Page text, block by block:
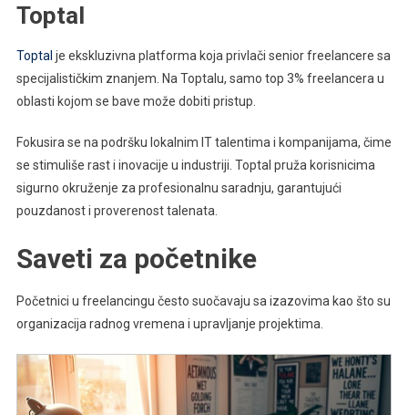
Toptal
Toptal je ekskluzivna platforma koja privlači senior freelancere sa
specijalističkim znanjem. Na Toptalu, samo top 3% freelancera u
oblasti kojom se bave može dobiti pristup.
Fokusira se na podršku lokalnim IT talentima i kompanijama, čime
se stimuliše rast i inovacije u industriji. Toptal pruža korisnicima
sigurno okruženje za profesionalnu saradnju, garantujući
pouzdanost i proverenost talenata.
Saveti za početnike
Početnici u freelancingu često suočavaju sa izazovima kao što su
organizacija radnog vremena i upravljanje projektima.